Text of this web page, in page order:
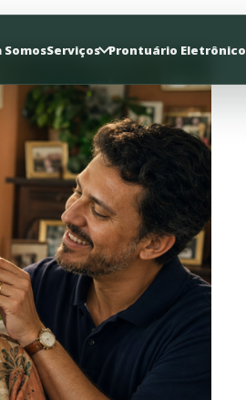
SomosServiços Prontuário Eletrônico